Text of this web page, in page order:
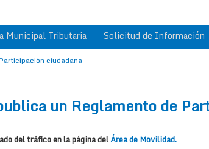
Municipal Tributaria Solicitud de Información
ciudadana
un Reglamento de
del tráfico en la página delÁrea de Movilidad.